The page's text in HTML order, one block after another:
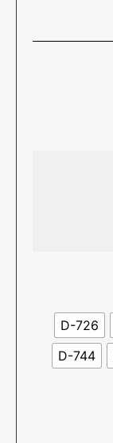
D-726
D-744